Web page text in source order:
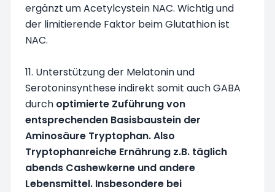
ergänzt um Acetylcystein NAC. Wichtig und
der limitierende Faktor beim Glutathion ist
NAC.
11. Unterstützung der Melatonin und
Serotoninsynthese indirekt somit auch GABA
durch optimierte Zuführung von
entsprechenden Basisbaustein der
Aminosäure Tryptophan. Also
Tryptophanreiche Ernährung z.B. täglich
abends Cashewkerne und andere
Lebensmittel. Insbesondere bei